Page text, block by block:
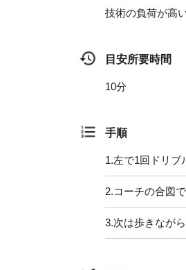
技術の負荷が高
目安所要時間
10分
手順
1.左で1回ドリブ
2.コーチの合図
3.次は歩きながら